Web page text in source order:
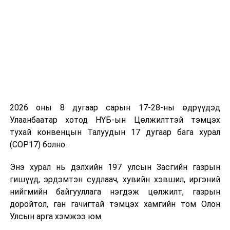
Ерөнхийлөгчийн зөвлөх С.Лүндэг нар анх удаа УИХ-
ын гишүүн болж байна.
6-р тойрог: ХЭНТИЙ, СҮХБААТАР, ДОРНОД
Энэ тойрогт МАН-аас нэр дэвшсэн Дорнод аймгийн
Засаг дарга П.Бадамсүрэн, Ерөнхийлөгчийн төрсөн
дүү У.Отгонбаяр, ХХААХҮ-ийн дэд сайд М.Ганхөлөг,
Л.Соронзонболд нар хамгийн олон санал авсан бол
АН-аас нэр дэвшсэн Ш.Бямбасүрэн нар анх удаа УИХ-
2026 оны 8 дугаар сарын 17-28-ны өдрүүдэд
Улаанбаатар хотод НҮБ-ын Цөлжилттэй тэмцэх
тухай конвенцын Талуудын 17 дугаар бага хурал
(COP17) болно.
Энэ хурал нь дэлхийн 197 улсын Засгийн газрын
гишүүд, эрдэмтэн судлаач, хувийн хэвшил, иргэний
нийгмийн байгууллага нэгдэж цөлжилт, газрын
доройтол, ган гачигтай тэмцэх хамгийн том Олон
Улсын арга хэмжээ юм.